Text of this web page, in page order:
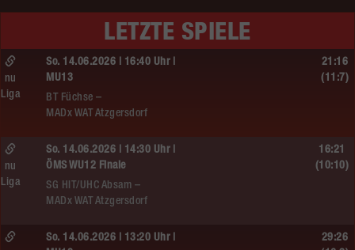
LETZTE SPIELE
So. 14.06.2026 | 16:40 Uhr |
MU13
BT Füchse –
MADx WAT Atzgersdorf
nu
Liga
21:16
(11:7)
So. 14.06.2026 | 14:30 Uhr |
ÖMS WU12 Finale
SG HIT/UHC Absam –
MADx WAT Atzgersdorf
nu
Liga
16:21
(10:10)
So. 14.06.2026 | 13:20 Uhr |
29:26